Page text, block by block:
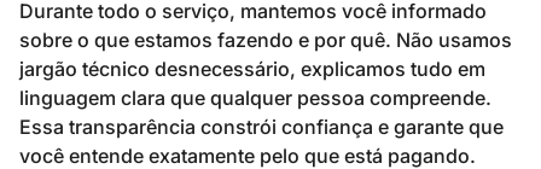
Durante todo o serviço, mantemos você informado
sobre o que estamos fazendo e por quê. Não usamos
jargão técnico desnecessário, explicamos tudo em
linguagem clara que qualquer pessoa compreende.
Essa transparência constrói confiança e garante que
você entende exatamente pelo que está pagando.